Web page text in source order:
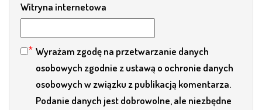
Witryna internetowa
Wyrażam zgodę na przetwarzanie danych
osobowych zgodnie z ustawą o ochronie danych
osobowych w związku z publikacją komentarza.
Podanie danych jest dobrowolne, ale niezbędne